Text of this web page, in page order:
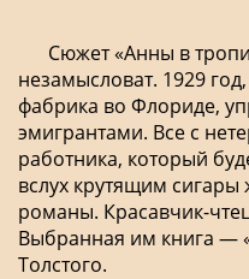
Сюжет «Анны в
незамысловат. 1929
фабрика во Флориде,
эмигрантами. Все с
работника, который
вслух крутящим
романы. Красавчик-
Выбранная им книга —
Толстого.